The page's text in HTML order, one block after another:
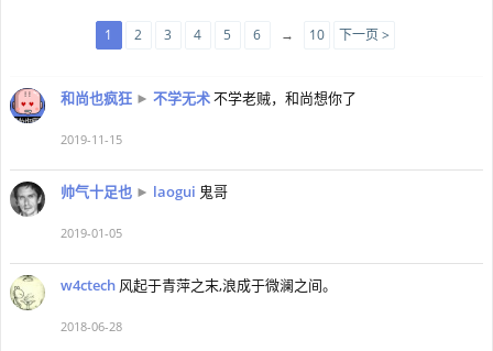
1 2 3 4 5 6 → 10 下一页 >
和尚也疯狂 ► 不学无术不学老贼，和尚想你了
2019-11-15
帅气十足也 ► laogui 鬼哥
2019-01-05
w4ctech 风起于青萍之末,浪成于微澜之间。
2018-06-28